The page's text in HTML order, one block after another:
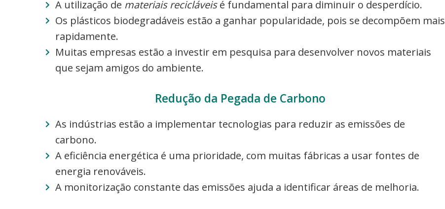
A utilização de materiais recicláveisé fundamental para diminuir o desperdício.
Os plásticos biodegradáveis estão a ganhar popularidade, pois se decompõem mais
rapidamente.
Muitas empresas estão a investir em pesquisa para desenvolver novos materiais
que sejam amigos do ambiente.
Redução da Pegada de Carbono
As indústrias estão a implementar tecnologias para reduzir as emissões de
carbono.
A eficiência energética é uma prioridade, com muitas fábricas a usar fontes de
energia renováveis.
A monitorização constante das emissões ajuda a identificar áreas de melhoria.